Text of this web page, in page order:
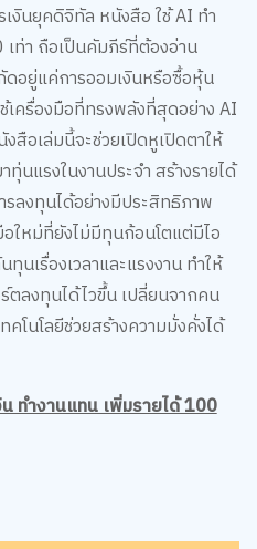
งินยุคดิจิทัล หนังสือ ใช้ AI ทำ
เท่า ถือเป็นคัมภีร์ที่ต้องอ่าน
ดอยู่แค่การออมเงินหรือซื้อหุ้น
เครื่องมือที่ทรงพลังที่สุดอย่าง AI
งสือเล่มนี้จะช่วยเปิดหูเปิดตาให้
ทุ่นแรงในงานประจำ สร้างรายได้
ลงทุนได้อย่างมีประสิทธิภาพ
ใหม่ที่ยังไม่มีทุนก้อนโตแต่มีไอ
นเรื่องเวลาและแรงงาน ทำให้
ตลงทุนได้ไวขึ้น เปลี่ยนจากคน
โนโลยีช่วยสร้างความมั่งคั่งได้
ทำงานแทน เพิ่มรายได้ 100